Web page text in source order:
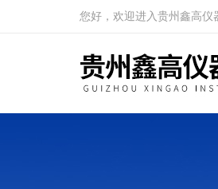
您好，欢迎进入贵州鑫高仪